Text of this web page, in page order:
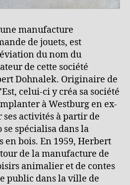
manufacture
de jouets, est
du nom du
de cette société
Dohnalek. Originaire de
celui-ci y créa sa société
à Westburg en ex-
ses activités à partir de
se spécialisa dans la
en bois. En 1959, Herbert
de la manufacture de
animalier et de contes
public dans la ville de